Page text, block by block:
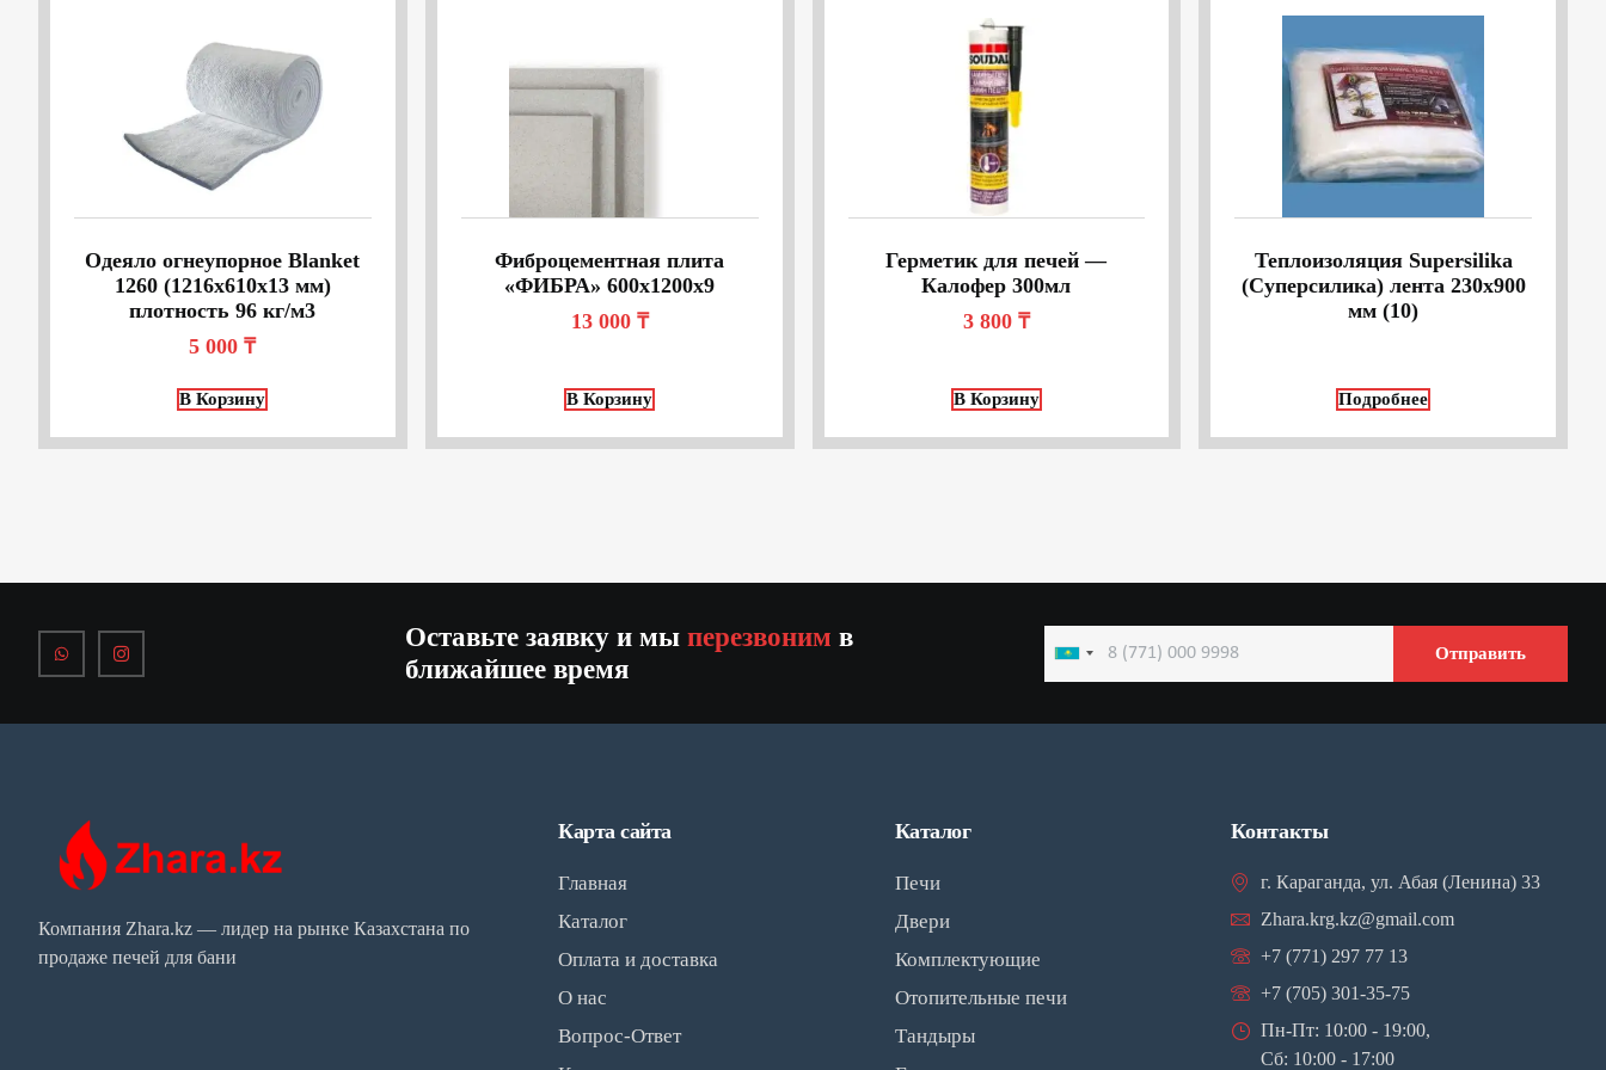
Одеяло огнеупорное Blanket
1260 (1216х610х13 мм)
плотность 96 кг/м3
5 000₸
В Корзину
Фиброцементная плита
«ФИБРА» 600х1200х9
13 000 ₸
В Корзину
Герметик для печей —
Калофер 300мл
3 800 ₸
В Корзину
Теплоизоляция Supersilika
(Суперсилика) лента 230х900
мм (10)
Подробнее
Оставьте заявку и мыперезвоним в
ближайшее время
Kazakhstan
Отправить
Компания Zhara.kz — лидер на рынке Казахстана по
продаже печей для бани
Карта сайта
Главная
Каталог
Оплата и доставка
О нас
Вопрос-Ответ
Каталог
Печи
Двери
Комплектующие
Отопительные печи
Тандыры
Контакты
г. Караганда, ул. Абая (Ленина) 33
Zhara.krg.kz@gmail.com
+7 (771) 297 77 13
+7 (705) 301-35-75
Пн-Пт: 10:00 - 19:00,
Сб: 10:00 - 17:00